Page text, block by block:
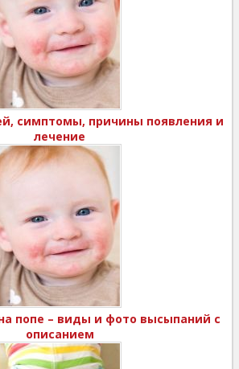
симптомы, причины появления и
лечение
попе – виды и фото высыпаний с
описанием